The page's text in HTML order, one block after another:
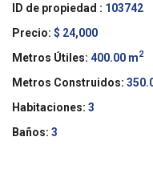
ID de propiedad : 103742
Precio: $ 24,000
Metros Útiles: 400.00 m2
Metros Construidos:
Habitaciones: 3
Baños: 3